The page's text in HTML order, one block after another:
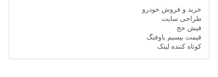
خرید و فروش خودرو
طراحی سایت
فیش حج
قیمت بیسیم باوفنگ
کوتاه کننده لینک